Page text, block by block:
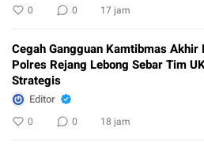
0 0 17 jam
Cegah Gangguan Kamtibmas Akhir
Polres Rejang Lebong Sebar Tim
Strategis
Editor
0 0 18 jam